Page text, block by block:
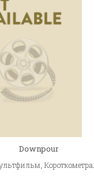
Downpour
,